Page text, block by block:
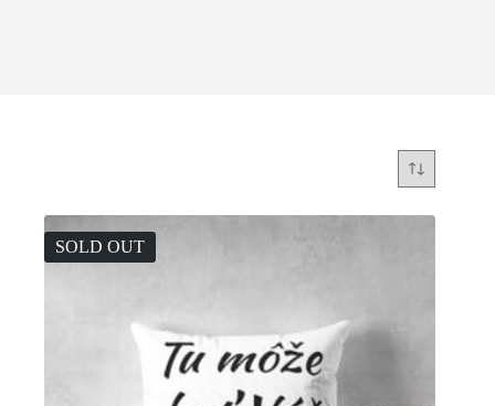
SOLD OUT